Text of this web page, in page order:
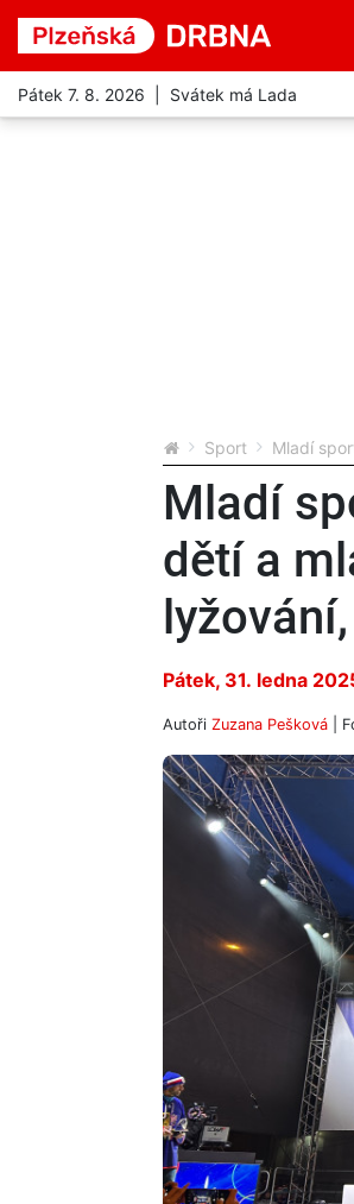
Pátek 7. 8. 2026 | Svátek má Lada
Sport Mladí
Mladí
dětí a
Pátek, 31. ledna
Autoři Zuzana Pešková |